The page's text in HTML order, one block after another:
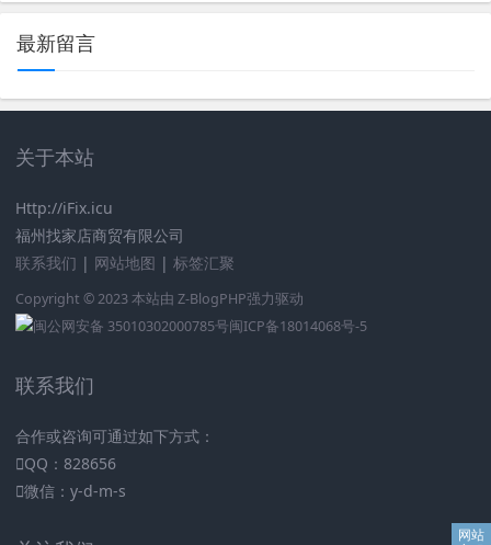
最新留言
关于本站
Http://iFix.icu
福州找家店商贸有限公司
联系我们 | 网站地图 | 标签汇聚
Copyright © 2023 本站由 Z-BlogPHP强力驱动
闽公网安备 35010302000785号闽ICP备18014068号-5
联系我们
合作或咨询可通过如下方式：
QQ：828656
微信：y-d-m-s